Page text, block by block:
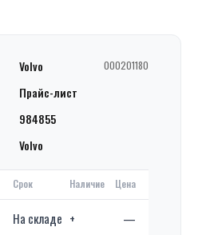
Volvo 000201180
Прайс-лист
984855
Volvo
Срок Наличие Цена
На складе + —